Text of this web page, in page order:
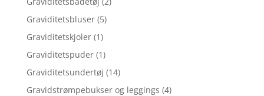
Graviditetsbluser (5)
Graviditetskjoler (1)
Graviditetspuder (1)
Graviditetsundertøj (14)
Gravidstrømpebukser og leggings (4)